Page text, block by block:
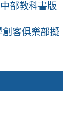
部教科書版
創客俱樂部擬